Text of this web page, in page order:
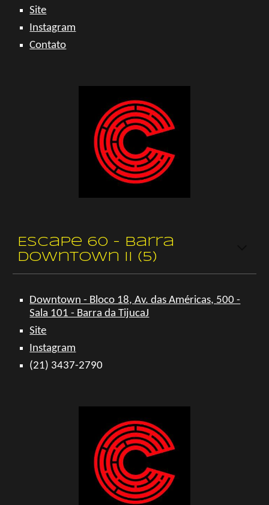
Site
Instagram
Contato
Escape 60 - Barra
Downtown II (5)
Downtown - Bloco 18, Av. das Américas, 500 -
Sala 101 - Barra da TijucaJ
Site
Instagram
(21) 3437-2790